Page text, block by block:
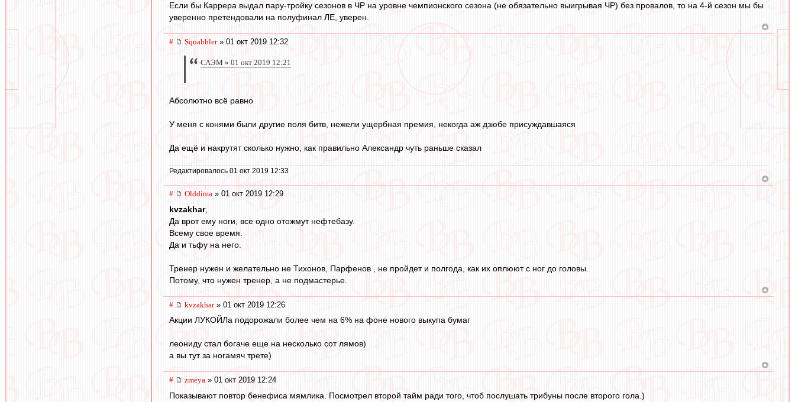
Если бы Каррера выдал пару-тройку сезонов в ЧР на уровне чемпионского сезона (не обязательно выигрывая ЧР) без провалов, то на 4-й сезон мы бы
уверенно претендовали на полуфинал ЛЕ, уверен.
# Squabbler» 01 окт 2019 12:32
САЭМ » 01 окт 2019 12:21
Абсолютно всё равно
У меня с конями были другие поля битв, нежели ущербная премия, некогда аж дзюбе присуждавшаяся
Да ещё и накрутят сколько нужно, как правильно Александр чуть раньше сказал
Редактировалось 01 окт 2019 12:33
# Olddima » 01 окт 2019 12:29
kvzakhar,
Да врот ему ноги, все одно отожмут нефтебазу.
Всему свое время.
Да и тьфу на него.
Тренер нужен и желательно не Тихонов, Парфенов , не пройдет и полгода, как их оплюют с ног до головы.
Потому, что нужен тренер, а не подмастерье.
# kvzakhar» 01 окт 2019 12:26
Акции ЛУКОЙЛа подорожали более чем на 6% на фоне нового выкупа бумаг
леониду стал богаче еще на несколько сот лямов)
а вы тут за ногамяч трете)
# zmeya » 01 окт 2019 12:24
Показывают повтор бенефиса мямлика. Посмотрел второй тайм ради того, чтоб послушать трибуны после второго гола.)